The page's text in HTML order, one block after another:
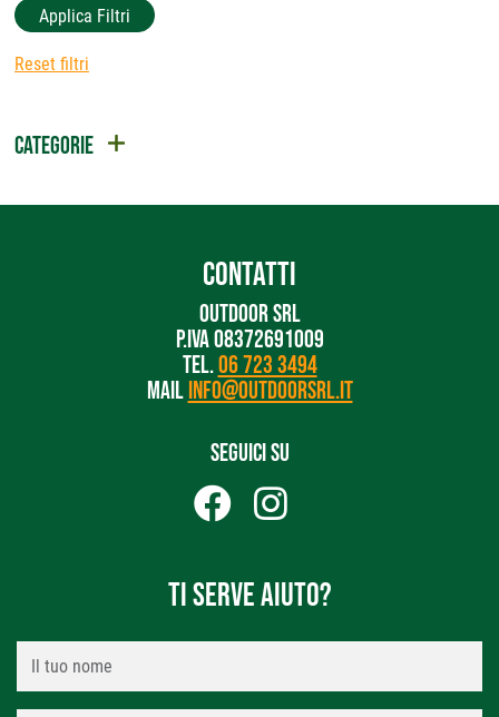
Applica Filtri
Reset filtri
CATEGORIE
CONTATTI
OUTDOOR SRL
P.IVA 08372691009
TEL.06 723 3494
MAILINFO@OUTDOORSRL.IT
SEGUICI SU
TI SERVE AIUTO?